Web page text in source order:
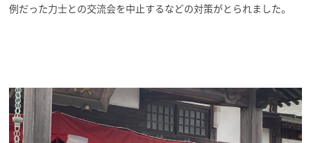
例だった力士との交流会を中止するなどの対策がとられました。